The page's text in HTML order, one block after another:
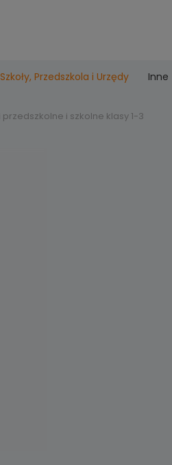
Szkoły, Przedszkola i Urzędy Inne
przedszkolne i szkolne klasy 1-3